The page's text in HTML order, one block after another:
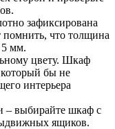
зафиксирована
помнить, что толщина
5 мм.
цвету. Шкаф
бы не
интерьера
– выбирайте шкаф с
ящиков.